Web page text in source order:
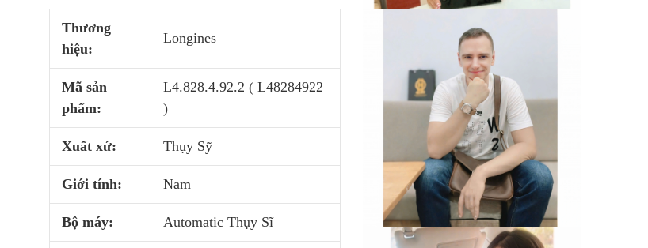
Thương
hiệu:
Longines
Mã sản
phẩm:
L4.828.4.92.2 ( L48284922
)
Xuất xứ: Thụy Sỹ
Giới tính: Nam
Bộ máy: Automatic Thụy Sĩ